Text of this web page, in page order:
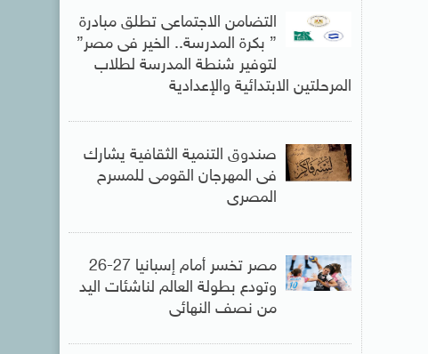
التضامن الاجتماعى تطلق مبادرة
” بكرة المدرسة.. الخير فى مصر”
لتوفير شنطة المدرسة لطلاب
المرحلتين الابتدائية والإعدادية
صندوق التنمية الثقافية يشارك
فى المهرجان القومى للمسرح
المصرى
مصر تخسر أمام إسبانيا 27-26
وتودع بطولة العالم لناشئات اليد
من نصف النهائى